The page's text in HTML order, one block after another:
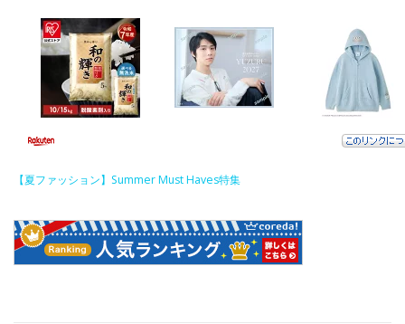
【夏ファッション】Summer Must Haves特集